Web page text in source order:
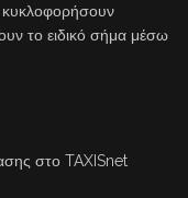
κυκλοφορήσουν
το ειδικό σήμα μέσω
στο TAXISnet